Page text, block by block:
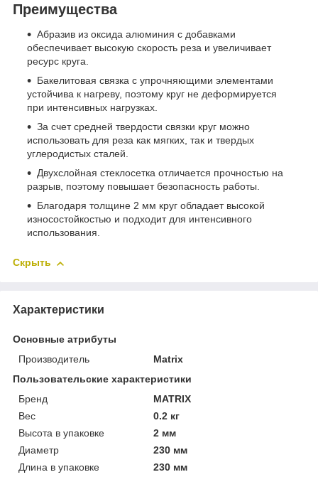
Преимущества
Абразив из оксида алюминия с добавками
обеспечивает высокую скорость реза и увеличивает
ресурс круга.
Бакелитовая связка с упрочняющими элементами
устойчива к нагреву, поэтому круг не деформируется
при интенсивных нагрузках.
За счет средней твердости связки круг можно
использовать для реза как мягких, так и твердых
углеродистых сталей.
Двухслойная стеклосетка отличается прочностью на
разрыв, поэтому повышает безопасность работы.
Благодаря толщине 2 мм круг обладает высокой
износостойкостью и подходит для интенсивного
использования.
Скрыть
Характеристики
Основные атрибуты
Производитель
Matrix
Пользовательские характеристики
Бренд
MATRIX
Вес
0.2 кг
Высота в упаковке
2 мм
Диаметр
230 мм
Длина в упаковке
230 мм